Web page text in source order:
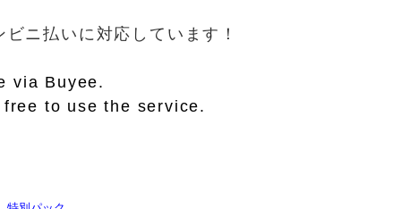
ニ払いに対応しています！
via Buyee.
to use the service.